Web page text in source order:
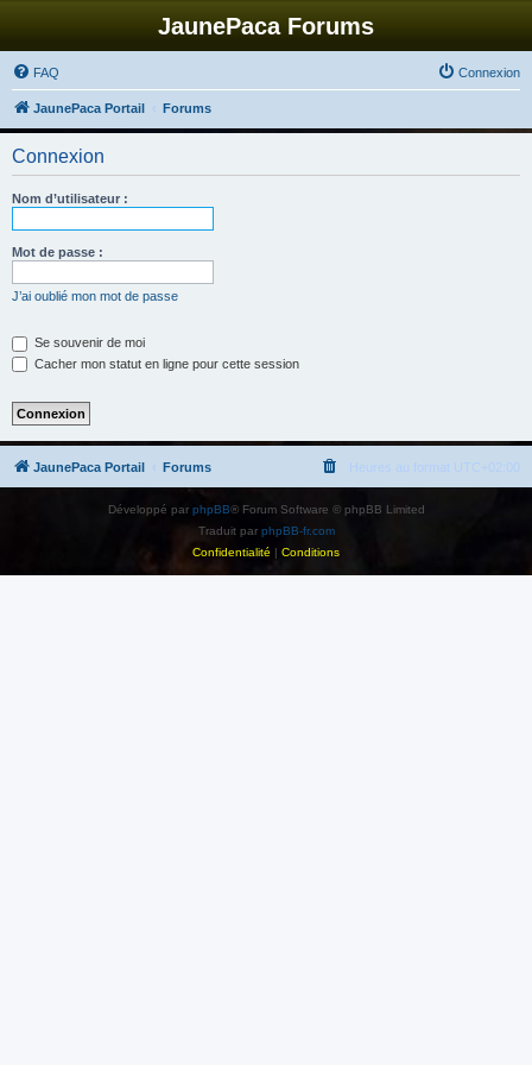
JaunePaca Forums
FAQ Connexion
JaunePaca Portail Forums
Connexion
Nom d’utilisateur :
Mot de passe :
J’ai oublié mon mot de passe
Se souvenir de moi
Cacher mon statut en ligne pour cette session
JaunePaca Portail Forums UTC+02:00
Développé par phpBB® Forum Software © phpBB Limited
Traduit par phpBB-fr.com
Confidentialité | Conditions